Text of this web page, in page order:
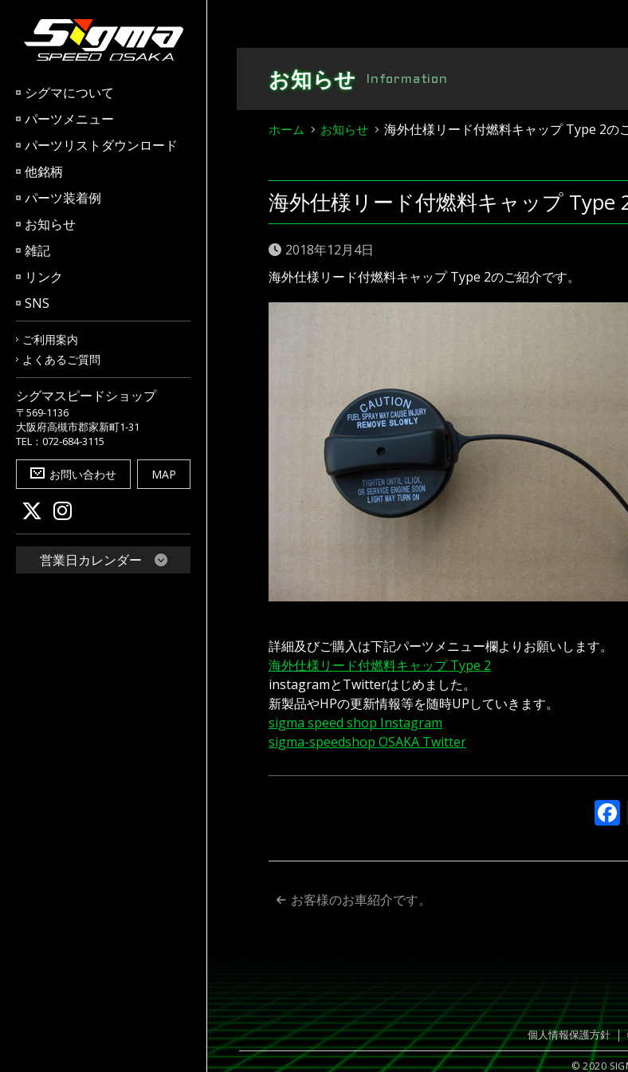
content
シグマについて
パーツメニュー
パーツリストダウンロード
他銘柄
パーツ装着例
お知らせ
雑記
リンク
SNS
ご利用案内
よくあるご質問
シグマスピードショップ
〒569-1136
大阪府高槻市郡家新町1-31
TEL：072-684-3115
お問い合わせ MAP
営業日カレンダー
お知らせ Information
ホーム お知らせ 海外仕様リード付燃料キャップ Type 2の
海外仕様リード付燃料キャップ Type
2018年12月4日
海外仕様リード付燃料キャップ Type 2のご紹介です。
詳細及びご購入は下記パーツメニュー欄よりお願いします。
海外仕様リード付燃料キャップ Type 2
instagramとTwitterはじめました。
新製品やHPの更新情報等を随時UPしていきます。
sigma speed shop Instagram
sigma-speedshop OSAKA Twitter
投
ゲ
ー
お客様のお車紹介です。
個人情報保護方針｜
© 2020